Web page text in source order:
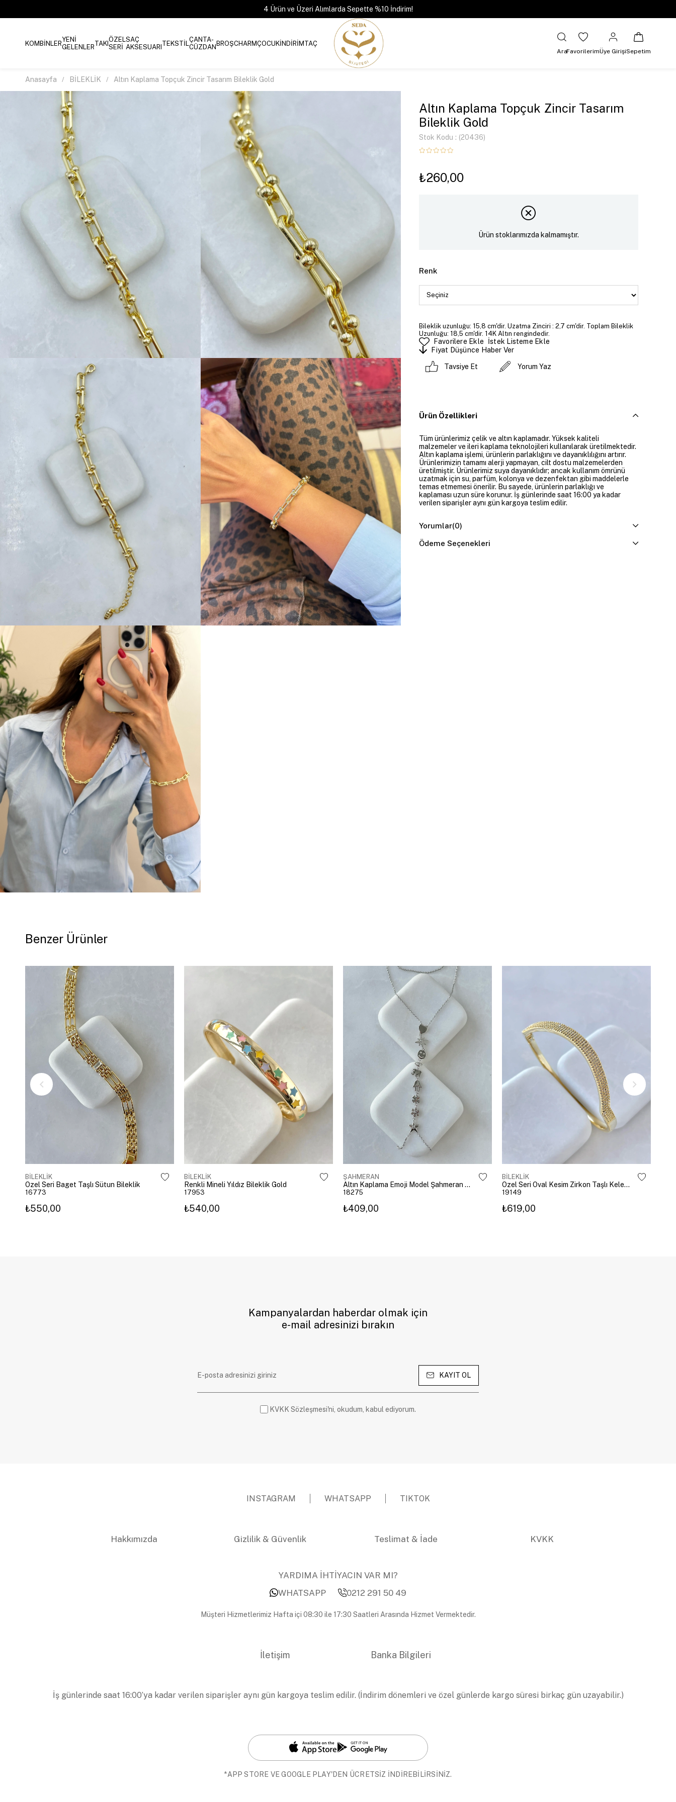
4 Ürün ve Üzeri Alımlarda Sepette %10 İndirim!
KOMBİNLERYENİ
GELENLERTAKIÖZEL
SERİ
SAÇ
AKSESUARI TEKSTİLÇANTA-
CÜZDANBROŞCHARMÇOCUKİNDİRİMTAÇ
AraFavorilerimÜye GirişiSepetim
Anasayfa BİLEKLİK Altın Kaplama Topçuk Zincir Tasarım Bileklik Gold
Altın Kaplama Topçuk Zincir Tasarım
Bileklik Gold
Stok Kodu (20436)
₺260,00
Ürün stoklarımızda kalmamıştır.
Renk
Bileklik uzunluğu: 15,8 cm'dir. Uzatma Zinciri : 2,7 cm'dir. Toplam Bileklik
Uzunluğu: 18,5 cm'dir. 14K Altın rengindedir.
Favorilere Ekle
İstek Listeme Ekle
Fiyat Düşünce Haber Ver
Tavsiye Et Yorum Yaz
Ürün Özellikleri
Tüm ürünlerimiz çelik ve altın kaplamadır. Yüksek kaliteli
malzemeler ve ileri kaplama teknolojileri kullanılarak üretilmektedir.
Altın kaplama işlemi, ürünlerin parlaklığını ve dayanıklılığını artırır.
Ürünlerimizin tamamı alerji yapmayan, cilt dostu malzemelerden
üretilmiştir. Ürünlerimiz suya dayanıklıdır; ancak kullanım ömrünü
uzatmak için su, parfüm, kolonya ve dezenfektan gibi maddelerle
temas etmemesi önerilir. Bu sayede, ürünlerin parlaklığı ve
kaplaması uzun süre korunur. İş günlerinde saat 16:00 ya kadar
verilen siparişler aynı gün kargoya teslim edilir.
Yorumlar(0)
Ödeme Seçenekleri
Benzer Ürünler
BİLEKLİK
Özel Seri Baget Taşlı Sütun Bileklik
16773
₺550,00
BİLEKLİK
Renkli Mineli Yıldız Bileklik Gold
17953
₺540,00
ŞAHMERAN
Altın Kaplama Emoji Model Şahmeran Gümüş
18275
₺409,00
BİLEKLİK
Özel Seri Oval Kesim Zirkon Taşlı Kelepçe Gold
19149
₺619,00
Kampanyalardan haberdar olmak için
e-mail adresinizi bırakın
KAYIT OL
KVKK Sözleşmesi'ni, okudum, kabul ediyorum.
INSTAGRAM WHATSAPP TIKTOK
Hakkımızda Gizlilik & Güvenlik Teslimat & İade KVKK
YARDIMA İHTİYACIN VAR MI?
WHATSAPP
0212 291 50 49
Müşteri Hizmetlerimiz Hafta içi 08:30 ile 17:30 Saatleri Arasında Hizmet Vermektedir.
İletişim Banka Bilgileri
İş günlerinde saat 16:00’ya kadar verilen siparişler aynı gün kargoya teslim edilir. (İndirim dönemleri ve özel günlerde kargo süresi birkaç gün uzayabilir.)
*APP STORE VE GOOGLE PLAY'DEN ÜCRETSİZ İNDİREBİLİRSİNİZ.